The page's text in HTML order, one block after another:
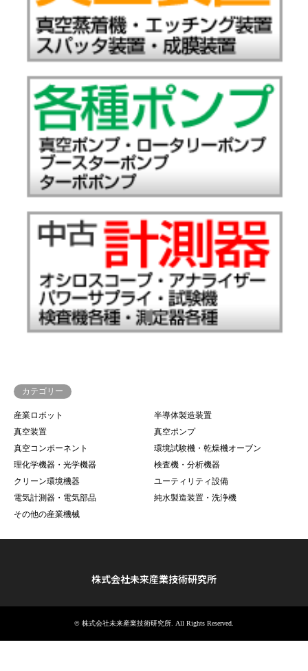
カテゴリー
産業ロボット
半導体製造装置
真空装置
真空ポンプ
真空コンポーネント
環境試験機・乾燥機オーブン
理化学機器・光学機器
検査機・分析機器
クリーン環境機器
ユーティリティ設備
電気計測器・電気部品
純水製造装置・洗浄機
その他の産業機械
株式会社未来産業技術研究所
© 株式会社未来産業技術研究所 . All Rights Reserved.